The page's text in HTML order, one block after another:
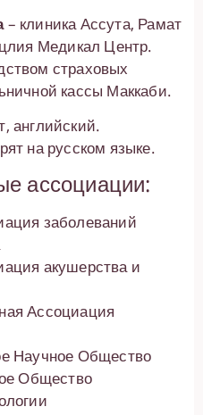
– клиника Ассута, Рамат
Медикал Центр.
страховых
кассы Маккаби.
английский.
на русском языке.
ассоциации:
заболеваний
акушерства и
Ассоциация
Научное Общество
Общество